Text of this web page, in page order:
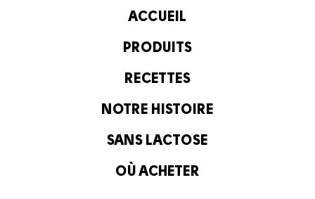
ACCUEIL
PRODUITS
RECETTES
NOTRE HISTOIRE
SANS LACTOSE
OÙ ACHETER